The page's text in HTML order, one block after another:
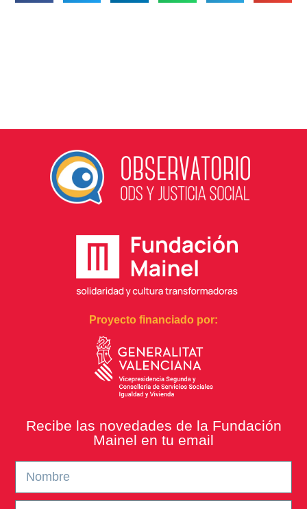
Proyecto financiado por:
Recibe las novedades de la Fundación
Mainel en tu email